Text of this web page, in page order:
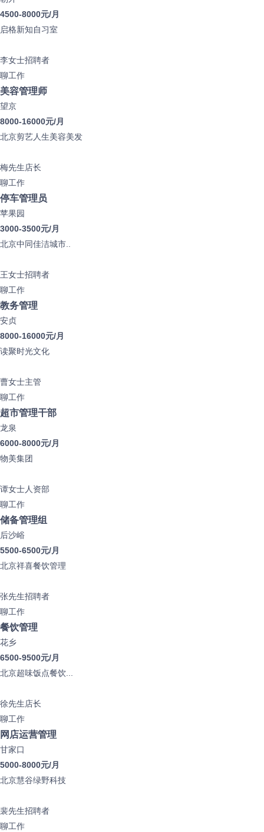
4500-8000元/月
启格新知自习室
李女士招聘者
聊工作
美容管理师
望京
8000-16000元/月
北京剪艺人生美容美发
梅先生店长
聊工作
停车管理员
苹果园
3000-3500元/月
北京中同佳洁城市..
王女士招聘者
聊工作
教务管理
安贞
8000-16000元/月
读聚时光文化
曹女士主管
聊工作
超市管理干部
龙泉
6000-8000元/月
物美集团
谭女士人资部
聊工作
储备管理组
后沙峪
5500-6500元/月
北京祥喜餐饮管理
张先生招聘者
聊工作
餐饮管理
花乡
6500-9500元/月
北京超味饭点餐饮...
徐先生店长
聊工作
网店运营管理
甘家口
5000-8000元/月
北京慧谷绿野科技
裴先生招聘者
聊工作